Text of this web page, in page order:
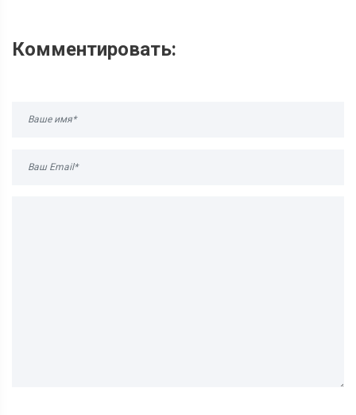
Комментировать: